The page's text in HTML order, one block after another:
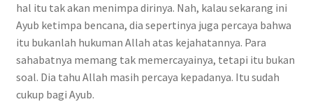
hal itu tak akan menimpa dirinya. Nah, kalau sekarang ini
Ayub ketimpa bencana, dia sepertinya juga percaya bahwa
itu bukanlah hukuman Allah atas kejahatannya. Para
sahabatnya memang tak memercayainya, tetapi itu bukan
soal. Dia tahu Allah masih percaya kepadanya. Itu sudah
cukup bagi Ayub.